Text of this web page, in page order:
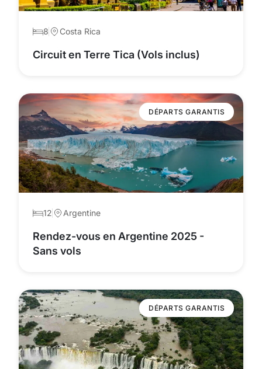
8 Costa Rica
Circuit en Terre Tica (Vols inclus)
DÉPARTS GARANTIS
12 Argentine
Rendez-vous en Argentine 2025 -
Sans vols
DÉPARTS GARANTIS